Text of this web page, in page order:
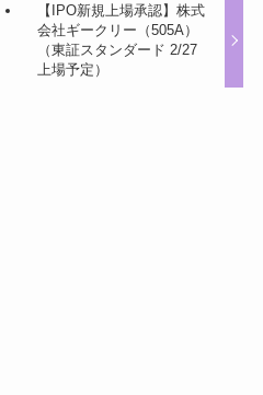
【IPO新規上場承認】株式
会社ギークリー（505A）
（東証スタンダード 2/27
上場予定）